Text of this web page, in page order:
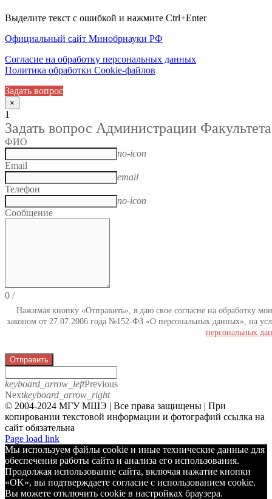
Выделите текст с ошибкой и нажмите Ctrl+Enter
Официальный сайт Минобрнауки РФ
Согласие на обработку персональных данных
Политика обработки Cookie-файлов
Задать вопрос
×
1
Задать вопрос Администрации Факультета
ФИО
no-icon
Email
email
Телефон
no-icon
Сообщение
0 /
Нажимая кнопку «Отправить», я даю свое согласие на обработку
законом от 27.07.2006 года №152-ФЗ «О персональных данных», на
персональных
Отправить
keyboard_arrow_leftPrevious
Nextkeyboard_arrow_right
© 2004-2024 МГУ МШЭ | Все права защищены | При
копировании текстовой информации и фотографий ссылка на
сайт обязательна
Telegram
Page load link
Мы используем файлы cookie и иные технические данные для
обеспечения работы сайта и анализа его использования.
Продолжая использование сайта, включая нажатие кнопки
«OK», вы подтверждаете согласие с использованием cookie.
Вы можете отключить cookie в настройках браузера.